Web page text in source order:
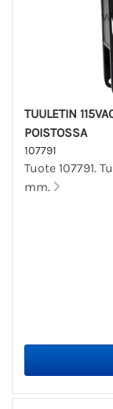
TUULETIN
POISTOSSA
107791
Tuote 107791.
mm.